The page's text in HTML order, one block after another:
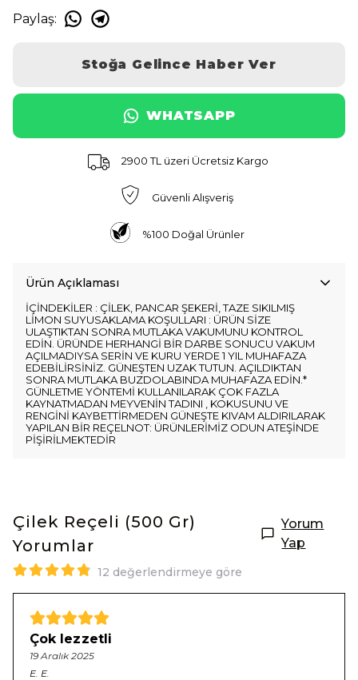
Paylaş:
Stoğa Gelince Haber Ver
WHATSAPP
2900 TL üzeri Ücretsiz Kargo
Güvenli Alışveriş
%100 Doğal Ürünler
Ürün Açıklaması
İÇİNDEKİLER : ÇİLEK, PANCAR ŞEKERİ, TAZE SIKILMIŞ
LİMON SUYUSAKLAMA KOŞULLARI : ÜRÜN SİZE
ULAŞTIKTAN SONRA MUTLAKA VAKUMUNU KONTROL
EDİN. ÜRÜNDE HERHANGİ BİR DARBE SONUCU VAKUM
AÇILMADIYSA SERİN VE KURU YERDE 1 YIL MUHAFAZA
EDEBİLİRSİNİZ. GÜNEŞTEN UZAK TUTUN. AÇILDIKTAN
SONRA MUTLAKA BUZDOLABINDA MUHAFAZA EDİN.*
GÜNLETME YÖNTEMİ KULLANILARAK ÇOK FAZLA
KAYNATMADAN MEYVENİN TADINI , KOKUSUNU VE
RENGİNİ KAYBETTİRMEDEN GÜNEŞTE KIVAM ALDIRILARAK
YAPILAN BİR REÇELNOT: ÜRÜNLERİMİZ ODUN ATEŞİNDE
PİŞİRİLMEKTEDİR
Çilek Reçeli (500 Gr)
Yorumlar
Yorum
Yap
12 değerlendirmeye göre
Çok lezzetli
19 Aralık 2025
E. E.